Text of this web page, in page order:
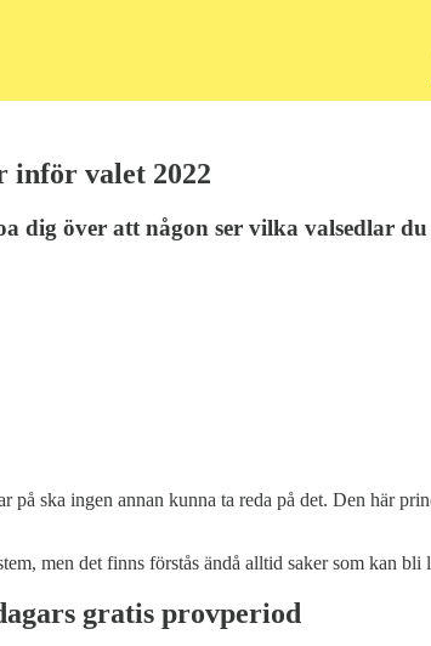
inför valet 2022
dig över att någon ser vilka valsedlar
på ska ingen annan kunna ta reda på det. Den här
men det finns förstås ändå alltid saker som kan
gratis provperiod